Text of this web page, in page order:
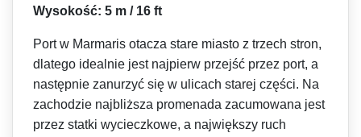
Wysokość: 5 m / 16 ft
Port w Marmaris otacza stare miasto z trzech stron,
dlatego idealnie jest najpierw przejść przez port, a
następnie zanurzyć się w ulicach starej części. Na
zachodzie najbliższa promenada zacumowana jest
przez statki wycieczkowe, a największy ruch